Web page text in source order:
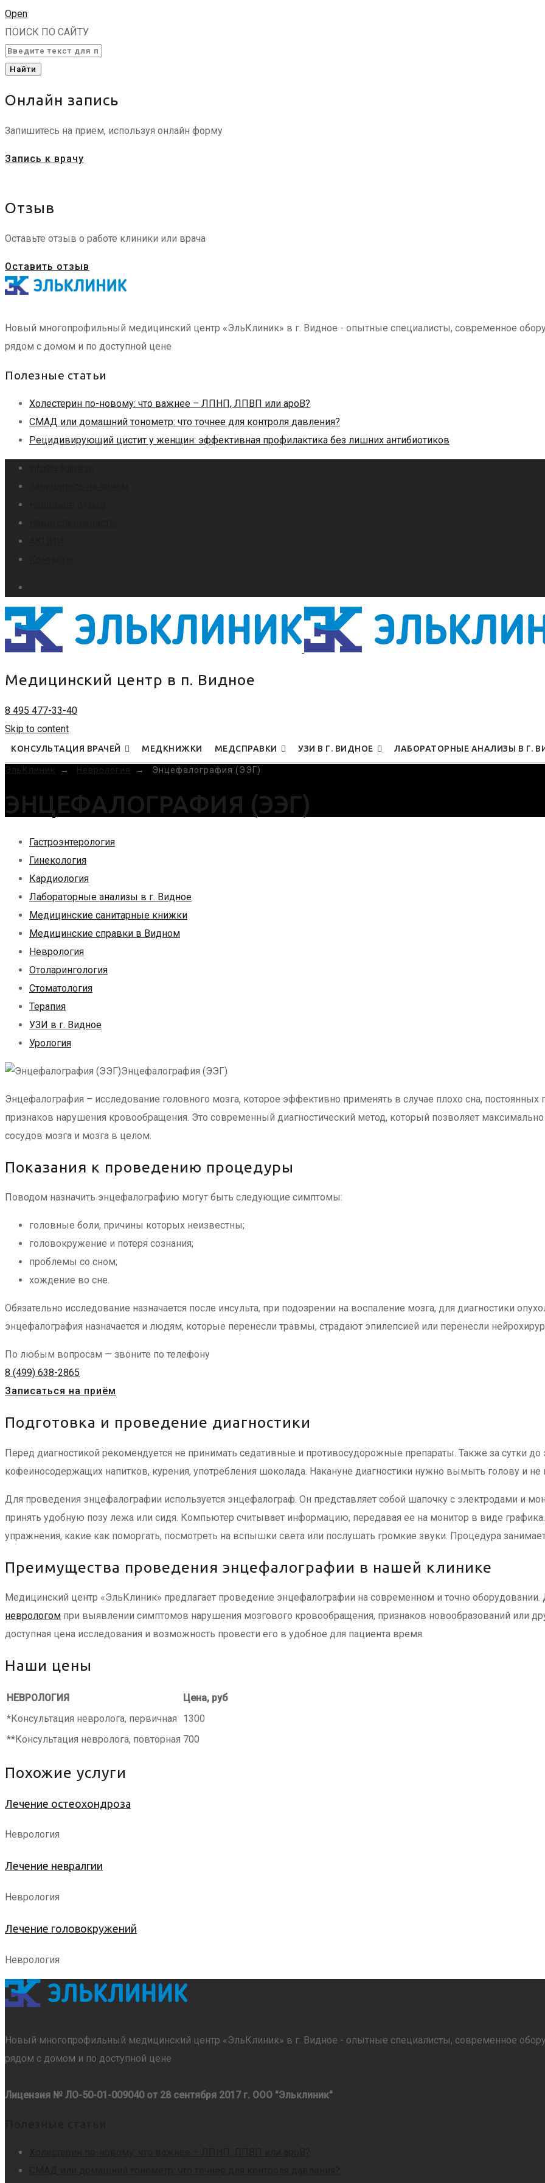
Open
ПОИСК ПО САЙТУ
Найти
Онлайн запись
Запишитесь на прием, используя онлайн форму
Запись к врачу
Отзыв
Оставьте отзыв о работе клиники или врача
Оставить отзыв
Новый многопрофильный медицинский центр «ЭльКлиник» в г. Видное - опытные специалисты, современное
рядом с домом и по доступной цене
Полезные статьи
Холестерин по-новому: что важнее – ЛПНП, ЛПВП или apoB?
СМАД или домашний тонометр: что точнее для контроля давления?
Рецидивирующий цистит у женщин: эффективная профилактика без лишних антибиотиков
Медицинский центр в п. Видное
8 495 477-33-40
Skip to content
КОНСУЛЬТАЦИЯ ВРАЧЕЙ МЕДКНИЖКИ МЕДСПРАВКИ УЗИ В Г. ВИДНОЕ ЛАБОРАТОРНЫЕ АНАЛИЗЫ В Г.
ЭльКлиник → Неврология → Энцефалография (ЭЭГ)
ЭНЦЕФАЛОГРАФИЯ (ЭЭГ)
Гастроэнтерология
Гинекология
Кардиология
Лабораторные анализы в г. Видное
Медицинские санитарные книжки
Медицинские справки в Видном
Неврология
Отоларингология
Стоматология
Терапия
УЗИ в г. Видное
Урология
Энцефалография (ЭЭГ)
Энцефалография – исследование головного мозга, которое эффективно применять в случае плохо сна,
признаков нарушения кровообращения. Это современный диагностический метод, который позволяет
сосудов мозга и мозга в целом.
Показания к проведению процедуры
Поводом назначить энцефалографию могут быть следующие симптомы:
головные боли, причины которых неизвестны;
головокружение и потеря сознания;
проблемы со сном;
хождение во сне.
Обязательно исследование назначается после инсульта, при подозрении на воспаление мозга, для диагностики
энцефалография назначается и людям, которые перенесли травмы, страдают эпилепсией или перенесли
По любым вопросам — звоните по телефону
8 (499) 638-2865
Записаться на приём
Подготовка и проведение диагностики
Перед диагностикой рекомендуется не принимать седативные и противосудорожные препараты. Также за сутки до
кофеиносодержащих напитков, курения, употребления шоколада. Накануне диагностики нужно вымыть голову и не
Для проведения энцефалографии используется энцефалограф. Он представляет собой шапочку с электродами и
принять удобную позу лежа или сидя. Компьютер считывает информацию, передавая ее на монитор в виде
упражнения, какие как поморгать, посмотреть на вспышки света или послушать громкие звуки. Процедура
Преимущества проведения энцефалографии в нашей клинике
Медицинский центр «ЭльКлиник» предлагает проведение энцефалографии на современном и точно оборудовании.
неврологом при выявлении симптомов нарушения мозгового кровообращения, признаков новообразований или
доступная цена исследования и возможность провести его в удобное для пациента время.
Наши цены
НЕВРОЛОГИЯ
Цена, руб
*Консультация невролога, первичная
1300
**Консультация невролога, повторная 700
Похожие услуги
Лечение остеохондроза
Неврология
Лечение невралгии
Неврология
Лечение головокружений
Неврология
Новый многопрофильный медицинский центр «ЭльКлиник» в г. Видное - опытные специалисты, современное
рядом с домом и по доступной цене
Лицензия № ЛО-50-01-009040 от 28 сентября 2017 г. ООО "Эльклиник"